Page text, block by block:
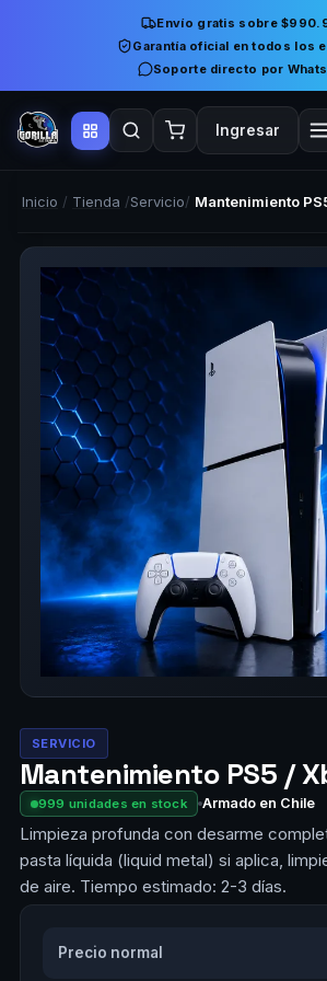
Envío gratis sobre
Garantía oficial en todos los
Soporte directo por
Ingresar
Inicio / Tienda /Servicio/ Mantenimiento
SERVICIO
Mantenimiento PS5 /
999 unidades en stock Armado en Chile
Limpieza profunda con desarme
pasta líquida (liquid metal) si aplica,
de aire. Tiempo estimado: 2-3 días.
Precio normal